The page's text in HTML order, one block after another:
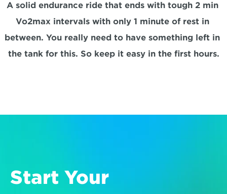
A solid endurance ride that ends with tough 2 min
Vo2max intervals with only 1 minute of rest in
between. You really need to have something left in
the tank for this. So keep it easy in the first hours.
Start Your